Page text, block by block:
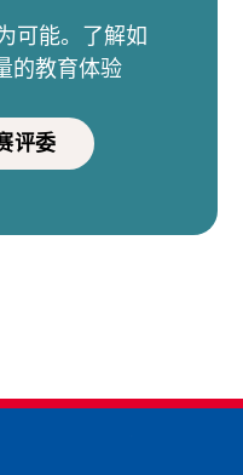
可能。了解如
的教育体验
评委